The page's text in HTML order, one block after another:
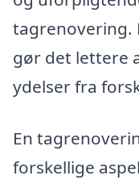
tagrenovering.
gør det lettere
ydelser fra
En
forskellige